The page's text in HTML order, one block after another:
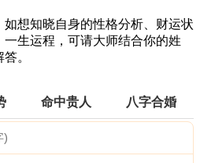
如想知晓自身的性格分析、财运状
生运程，可请大师结合你的姓
。
命中贵人 八字合婚